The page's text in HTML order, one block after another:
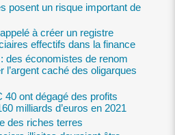
posent un risque important de
à créer un registre
effectifs dans la finance
des économistes de renom
l’argent caché des oligarques
40 ont dégagé des profits
milliards d’euros en 2021
des riches terres